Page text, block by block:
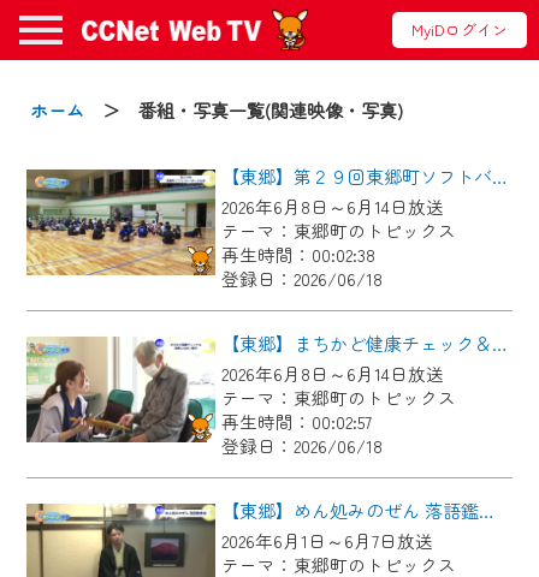
MyiDログイン
ホーム ＞ 番組・写真一覧(関連映像・写真)
【東郷】第２９回東郷町ソフトバレーボール大会
2026年6月8日～6月14日放送
テーマ：東郷町のトピックス
再生時間：00:02:38
登録日：2026/06/18
【東郷】まちかど健康チェック＆東郷ふれあい朝市
2026年6月8日～6月14日放送
テーマ：東郷町のトピックス
再生時間：00:02:57
登録日：2026/06/18
【東郷】めん処みのぜん 落語鑑賞会
2026年6月1日～6月7日放送
テーマ：東郷町のトピックス
お知らせ
2024/09/02
動画配信サービス『CCNet Web TV』は2024
年9月24日からリニューアルします！
【変更点】
◆デザイン変更により、お住まいの地域
の動画コンテンツが一目瞭然。
◆当社アプリやＰＣブラウザから、いつ
でも・どこでも・外出先でも！
CCNetサービスエリア20市町の地域情報
番組をご視聴いただけます！
【ご注意】